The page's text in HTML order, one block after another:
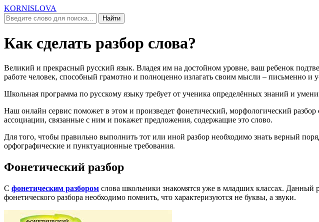
KORNISLOVA
Найти
Как сделать разбор слова?
Великий и прекрасный русский язык. Владея им на достойном уровне, ваш ребенок
работе человек, способный грамотно и полноценно излагать своим мысли – письменно и
Школьная программа по русскому языку требует от ученика определённых знаний и
Наш онлайн сервис поможет в этом и произведет фонетический, морфологический
ассоциации, связанные с ним и покажет предложения, содержащие это слово.
Для того, чтобы правильно выполнить тот или иной разбор необходимо знать верный
орфографические и пунктуационные требования.
Фонетический разбор
С фонетическим разбором слова школьники знакомятся уже в младших классах. Данный
фонетического разбора необходимо помнить, что характеризуются не буквы, а звуки.